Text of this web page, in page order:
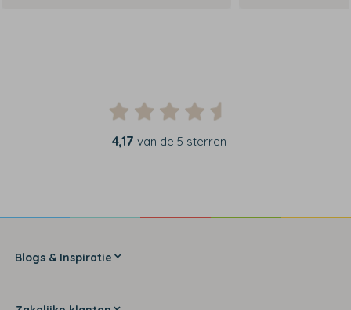
4,17 van de 5 sterren
Blogs & Inspiratie